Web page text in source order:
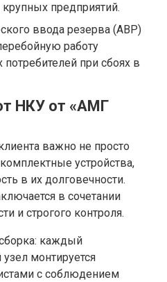
предприятий.
ввода резерва (АВР)
работу
при сбоях в
НКУ от «АМГ
важно не просто
устройства,
в их долговечности.
в сочетании
и строгого контроля.
каждый
монтируется
с соблюдением